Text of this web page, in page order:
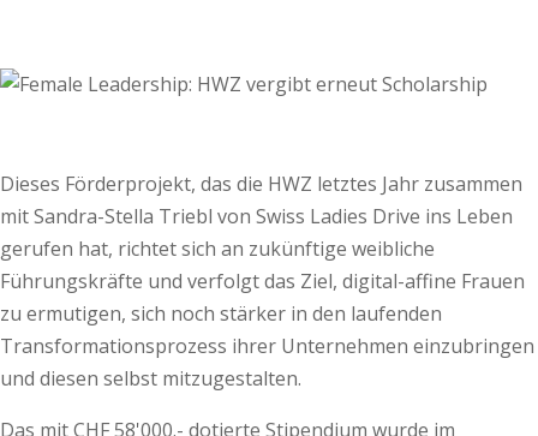
Dieses Förderprojekt, das die HWZ letztes Jahr zusammen
mit Sandra-Stella Triebl von Swiss Ladies Drive ins Leben
gerufen hat, richtet sich an zukünftige weibliche
Führungskräfte und verfolgt das Ziel, digital-affine Frauen
zu ermutigen, sich noch stärker in den laufenden
Transformationsprozess ihrer Unternehmen einzubringen
und diesen selbst mitzugestalten.
Das mit CHF 58'000.- dotierte Stipendium wurde im